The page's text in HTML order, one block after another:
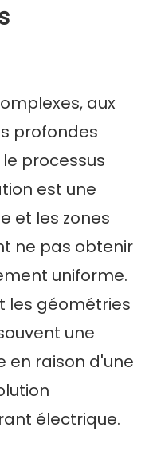
aux
profondes
processus
est une
et les zones
ne pas obtenir
uniforme.
les géométries
une
en raison d'une
électrique.